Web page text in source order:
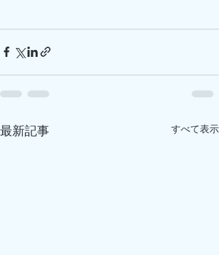
最新記事 すべて表示